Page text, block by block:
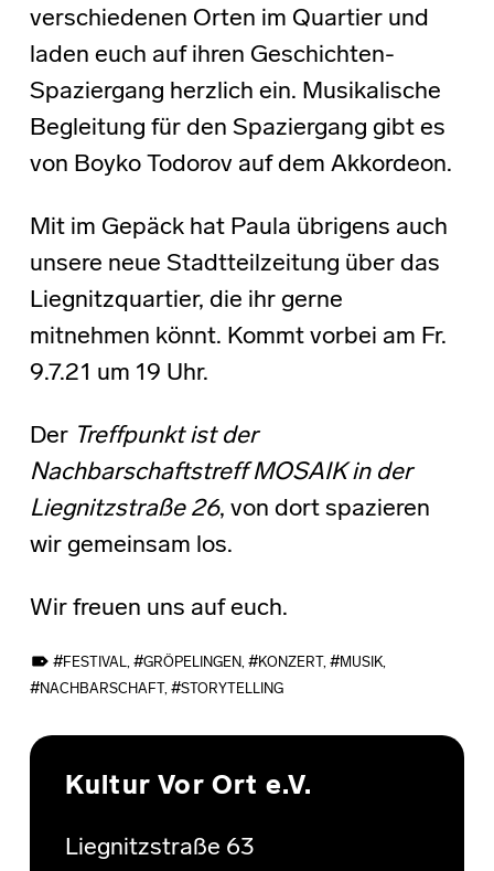
verschiedenen Orten im Quartier und
laden euch auf ihren Geschichten-
Spaziergang herzlich ein. Musikalische
Begleitung für den Spaziergang gibt es
von Boyko Todorov auf dem Akkordeon.
Mit im Gepäck hat Paula übrigens auch
unsere neue Stadtteilzeitung über das
Liegnitzquartier, die ihr gerne
mitnehmen könnt. Kommt vorbei am Fr.
9.7.21 um 19 Uhr.
Der Treffpunkt ist der
Nachbarschaftstreff MOSAIK in der
Liegnitzstraße 26, von dort spazieren
wir gemeinsam los.
Wir freuen uns auf euch.
FESTIVAL, GRÖPELINGEN, KONZERT , MUSIK,
NACHBARSCHAFT , STORYTELLING
Skip back to main navigation
Kultur Vor Ort e.V.
Liegnitzstraße 63